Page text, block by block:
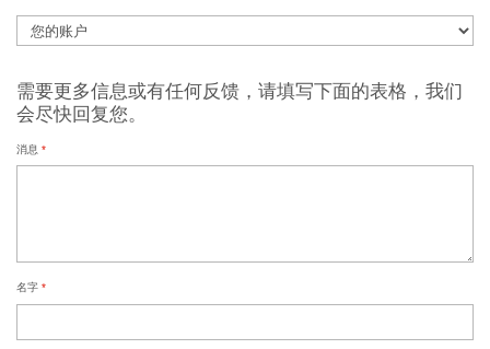
需要更多信息或有任何反馈，请填写下面的表格，我们
会尽快回复您。
消息 *
名字 *